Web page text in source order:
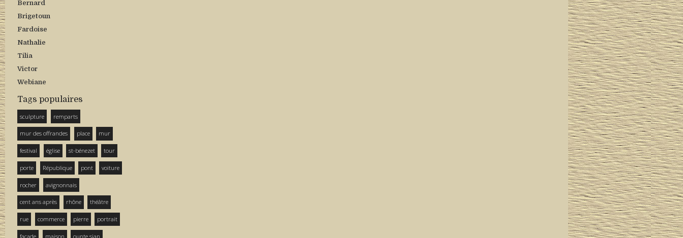
Bernard
Brigetoun
Fardoise
Nathalie
Tilia
Victor
Webiane
Tags populaires
sculpture remparts
mur des offrandes place mur
festival église st-bénezet tour
porte République pont voiture
rocher avignonnais
cent ans après rhône théâtre
rue commerce pierre portrait
façade maison ounte sian